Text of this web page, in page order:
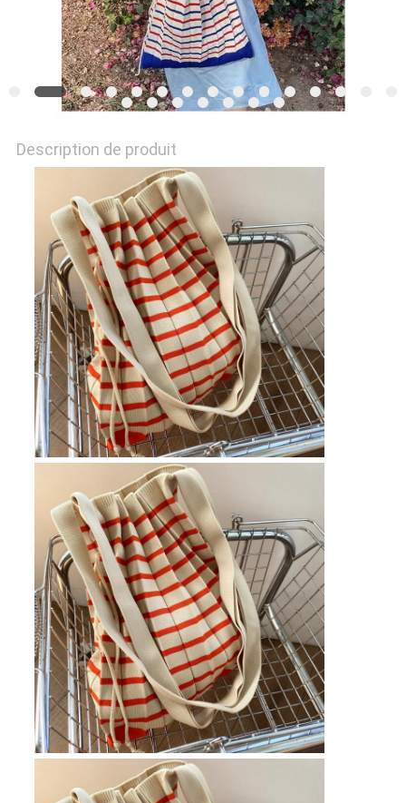
Description de produit